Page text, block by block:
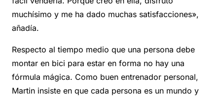
muchísimo y me ha dado muchas satisfacciones»,
añadía.
Respecto al tiempo medio que una persona debe
montar en bici para estar en forma no hay una
fórmula mágica. Como buen entrenador personal,
Martin insiste en que cada persona es un mundo y